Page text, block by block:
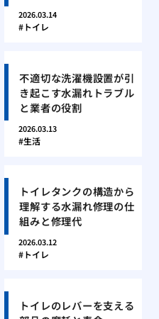
2026.03.14
トイレ
不適切な洗濯機設置が引
き起こす水漏れトラブル
と業者の役割
2026.03.13
生活
トイレタンクの構造から
理解する水漏れ修理の仕
組みと修理代
2026.03.12
トイレ
トイレのレバーを支える